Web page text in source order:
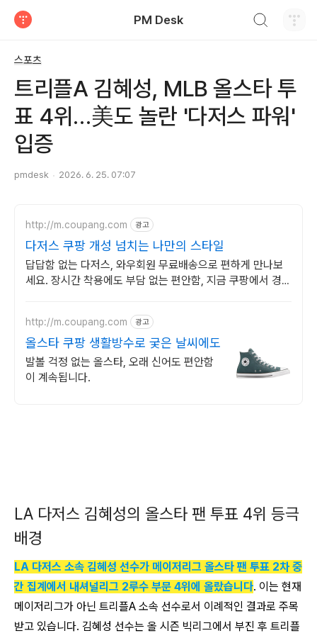
PM Desk
스포츠
트리플A 김혜성, MLB 올스타 투
표 4위…美도 놀란 '다저스 파워'
입증
pmdesk 2026. 6. 25. 07:07
http://m.coupang.com 광고
다저스 쿠팡 개성 넘치는 나만의 스타일
답답함 없는 다저스, 와우회원 무료배송으로 편하게 만나보
세요. 장시간 착용에도 부담 없는 편안함, 지금 쿠팡에서 경험
http://m.coupang.com 광고
올스타 쿠팡 생활방수로 궂은 날씨에도
발볼 걱정 없는 올스타, 오래 신어도 편안함
이 계속됩니다.
LA 다저스 김혜성의 올스타 팬 투표 4위 등극
배경
LA 다저스 소속 김혜성 선수가 메이저리그 올스타 팬 투표 2차 중
간 집계에서 내셔널리그 2루수 부문 4위에 올랐습니다. 이는 현재
메이저리그가 아닌 트리플A 소속 선수로서 이례적인 결과로 주목
받고 있습니다. 김혜성 선수는 올 시즌 빅리그에서 부진 후 트리플